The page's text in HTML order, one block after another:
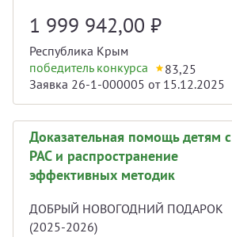
1 999 942,00 ₽
Республика Крым
победитель конкурса
83,25
Заявка 26-1-000005 от 15.12.2025
Доказательная помощь детям с
РАС и распространение
эффективных методик
ДОБРЫЙ НОВОГОДНИЙ ПОДАРОК
(2025-2026)